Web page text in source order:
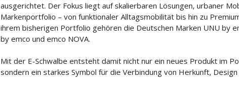
ausgerichtet. Der Fokus liegt auf skalierbaren Lösungen, urbaner
Markenportfolio – von funktionaler Alltagsmobilität bis hin zu
ihrem bisherigen Portfolio gehören die Deutschen Marken UNU by
by emco und emco NOVA.
Mit der E-Schwalbe entsteht damit nicht nur ein neues Produkt im
sondern ein starkes Symbol für die Verbindung von Herkunft,